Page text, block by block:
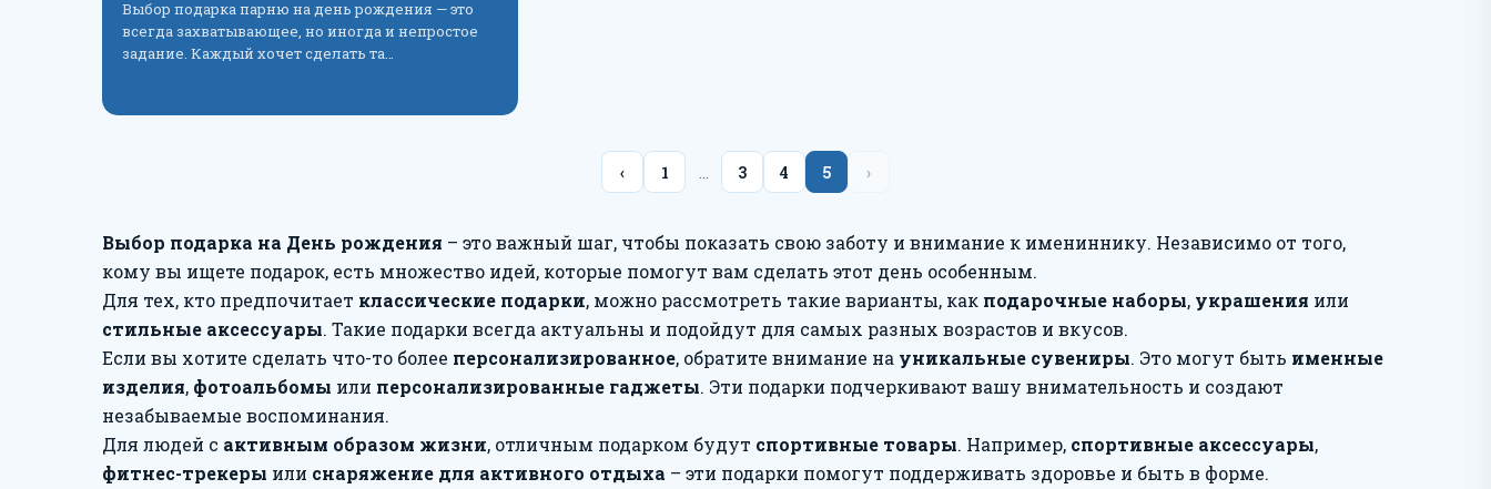
Выбор подарка парню на день рождения — это
всегда захватывающее, но иногда и непростое
задание. Каждый хочет сделать та…
‹ 1 3 4 5 ›
Выбор подарка на День рождения – это важный шаг, чтобы показать свою заботу и внимание к имениннику. Независимо от того,
кому вы ищете подарок, есть множество идей, которые помогут вам сделать этот день особенным.
Для тех, кто предпочитает классические подарки, можно рассмотреть такие варианты, как подарочные наборы, украшения или
стильные аксессуары. Такие подарки всегда актуальны и подойдут для самых разных возрастов и вкусов.
Если вы хотите сделать что-то более персонализированное, обратите внимание на уникальные сувениры. Это могут быть именные
изделия, фотоальбомы или персонализированные гаджеты. Эти подарки подчеркивают вашу внимательность и создают
незабываемые воспоминания.
Для людей с активным образом жизни, отличным подарком будут спортивные товары. Например, спортивные аксессуары,
фитнес-трекеры или снаряжение для активного отдыха – эти подарки помогут поддерживать здоровье и быть в форме.